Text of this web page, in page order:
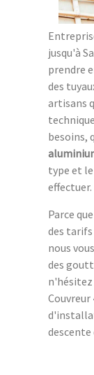
jusqu'à
prendre
des
artisans
besoins,
type et
effectuer.
Parce
des
nous
des
n'hésitez
Couvreur